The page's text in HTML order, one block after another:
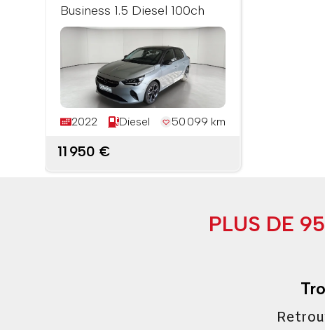
Business 1.5 Diesel 100ch
2022 Diesel 50 099 km
11 950 €
PLUS DE